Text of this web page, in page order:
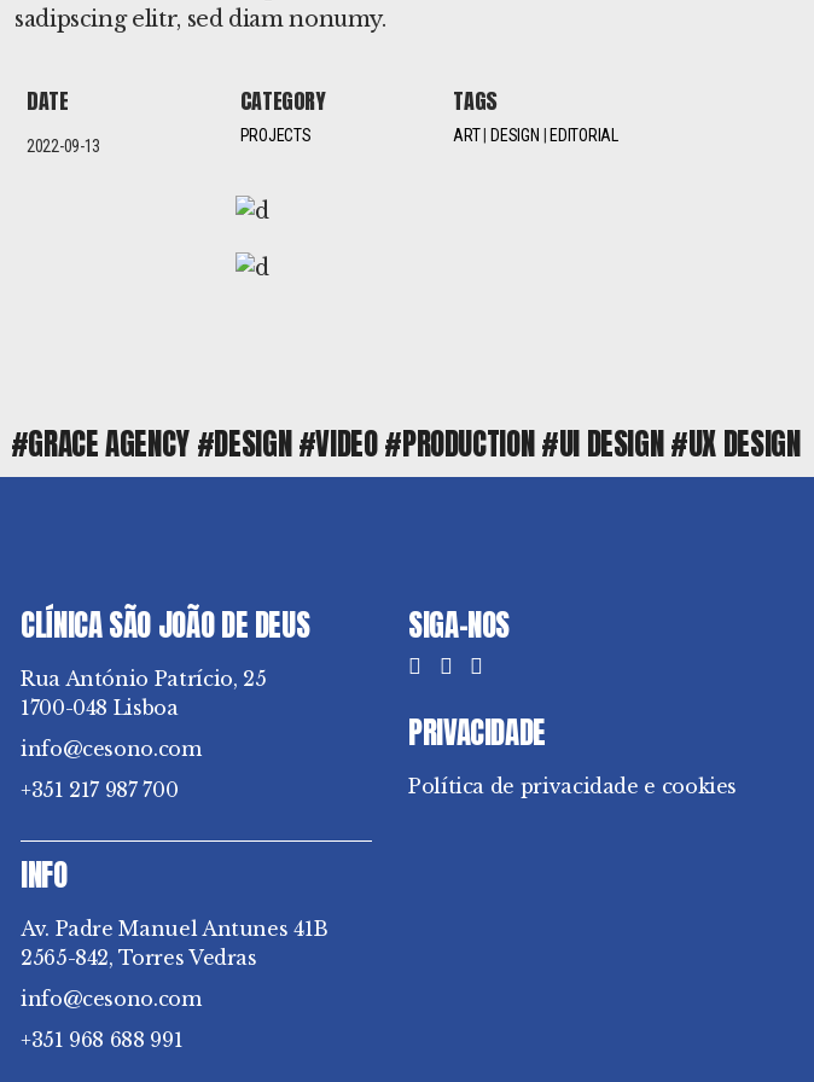
sadipscing elitr, sed diam nonumy.
DATE
2022-09-13
CATEGORY
PROJECTS
TAGS
ART DESIGN EDITORIAL
#GRACE AGENCY#DESIGN#VIDEO#PRODUCTION#UI DESIGN#UX DESIGN
CLÍNICA SÃO JOÃO DE DEUS
Rua António Patrício, 25
1700-048 Lisboa
info@cesono.com
+351 217 987 700
INFO
Av. Padre Manuel Antunes 41B
2565-842, Torres Vedras
info@cesono.com
+351 968 688 991
SIGA-NOS
PRIVACIDADE
Política de privacidade e cookies